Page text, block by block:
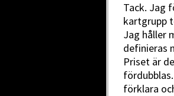
Tack. Jag
kartgrupp
Jag håller
definieras
Priset är
förklara